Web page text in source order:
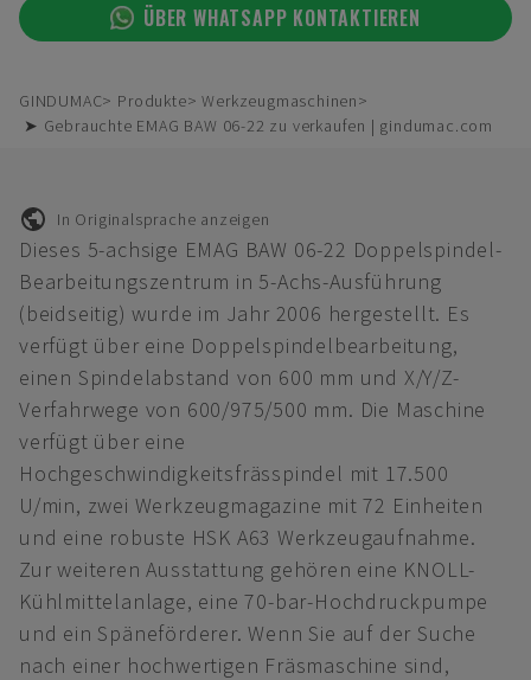
ÜBER WHATSAPP KONTAKTIEREN
GINDUMAC Produkte
Werkzeugmaschinen
➤ Gebrauchte EMAG BAW 06-22 zu verkaufen | gindumac.com
In Originalsprache anzeigen
Dieses 5-achsige EMAG BAW 06-22 Doppelspindel-
Bearbeitungszentrum in 5-Achs-Ausführung
(beidseitig) wurde im Jahr 2006 hergestellt. Es
verfügt über eine Doppelspindelbearbeitung,
einen Spindelabstand von 600 mm und X/Y/Z-
Verfahrwege von 600/975/500 mm. Die Maschine
verfügt über eine
Hochgeschwindigkeitsfrässpindel mit 17.500
U/min, zwei Werkzeugmagazine mit 72 Einheiten
und eine robuste HSK A63 Werkzeugaufnahme.
Zur weiteren Ausstattung gehören eine KNOLL-
Kühlmittelanlage, eine 70-bar-Hochdruckpumpe
und ein Späneförderer. Wenn Sie auf der Suche
nach einer hochwertigen Fräsmaschine sind,